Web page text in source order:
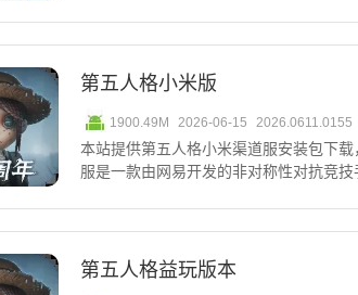
第五人格小米版
1900.49M 2026-06-15 2026.0611.0155
本站提供第五人格小米渠道服安装包下
服是一款由网易开发的非对称性对抗竞
第五人格益玩版本